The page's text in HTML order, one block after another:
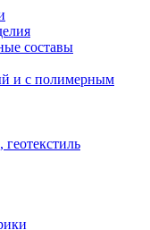
составы
и с полимерным